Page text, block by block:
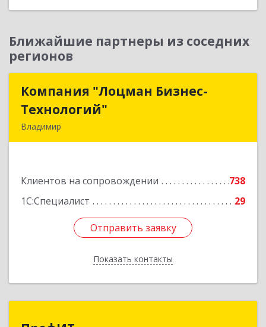
Ближайшие партнеры из соседних
регионов
Компания "Лоцман Бизнес-
Технологий"
Владимир
Клиентов на сопровождении
738
1С:Специалист
29
Отправить заявку
Показать контакты
Компания "Лоцман Бизнес-
Подробнее
Отправить заявку
Назад